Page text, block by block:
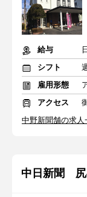
給与
シフト
雇用形態
アクセス
中野新聞舗の求人
中日新聞